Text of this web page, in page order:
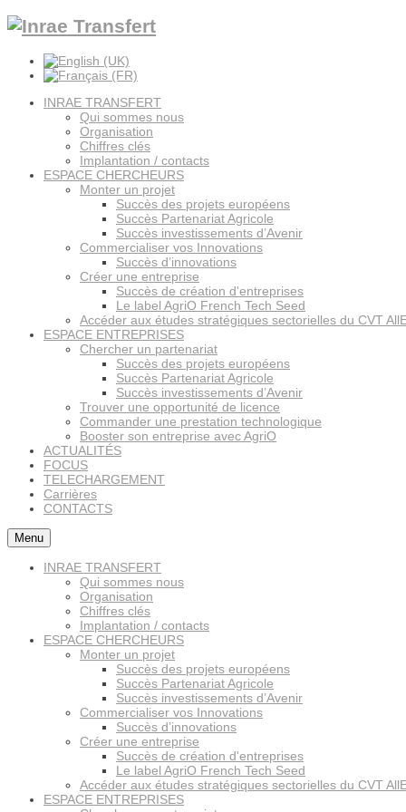
INRAE TRANSFERT
Qui sommes nous
Organisation
Chiffres clés
Implantation / contacts
ESPACE CHERCHEURS
Monter un projet
Succès des projets européens
Succès Partenariat Agricole
Succès investissements d’Avenir
Commercialiser vos Innovations
Succès d’innovations
Créer une entreprise
Succès de création d'entreprises
Le label AgriO French Tech Seed
Accéder aux études stratégiques sectorielles du CVT
ESPACE ENTREPRISES
Chercher un partenariat
Succès des projets européens
Succès Partenariat Agricole
Succès investissements d’Avenir
Trouver une opportunité de licence
Commander une prestation technologique
Booster son entreprise avec AgriO
ACTUALITÉS
FOCUS
TELECHARGEMENT
Carrières
CONTACTS
Menu
INRAE TRANSFERT
Qui sommes nous
Organisation
Chiffres clés
Implantation / contacts
ESPACE CHERCHEURS
Monter un projet
Succès des projets européens
Succès Partenariat Agricole
Succès investissements d’Avenir
Commercialiser vos Innovations
Succès d’innovations
Créer une entreprise
Succès de création d'entreprises
Le label AgriO French Tech Seed
Accéder aux études stratégiques sectorielles du CVT
ESPACE ENTREPRISES